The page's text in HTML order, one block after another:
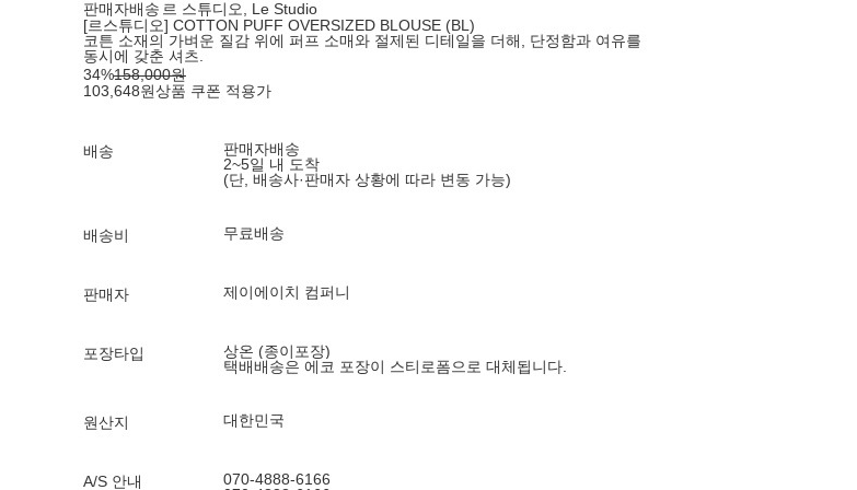
판매자배송 르 스튜디오, Le Studio
[르스튜디오] COTTON PUFF OVERSIZED BLOUSE (BL)
코튼 소재의 가벼운 질감 위에 퍼프 소매와 절제된 디테일을 더해, 단정함과 여유를
동시에 갖춘 셔츠.
34%158,000원
103,648원상품 쿠폰 적용가
배송
판매자배송
2~5일 내 도착
(단, 배송사·판매자 상황에 따라 변동 가능)
배송비 무료배송
판매자 제이에이치 컴퍼니
포장타입
상온 (종이포장)
택배배송은 에코 포장이 스티로폼으로 대체됩니다.
원산지 대한민국
A/S 안내
070-4888-6166